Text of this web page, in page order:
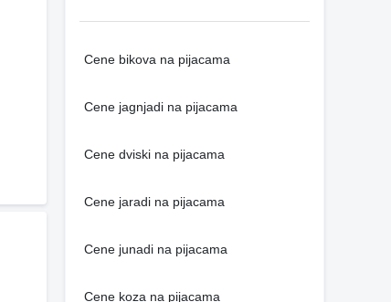
Cene bikova na pijacama
Cene jagnjadi na pijacama
Cene dviski na pijacama
Cene jaradi na pijacama
Cene junadi na pijacama
Cene koza na pijacama